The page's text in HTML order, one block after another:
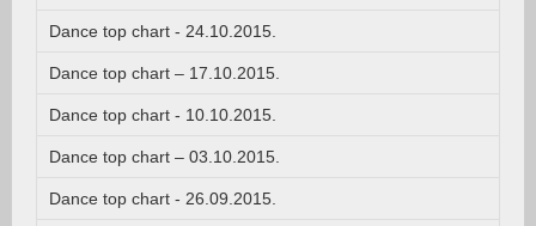
Dance top chart - 24.10.2015.
Dance top chart – 17.10.2015.
Dance top chart - 10.10.2015.
Dance top chart – 03.10.2015.
Dance top chart - 26.09.2015.